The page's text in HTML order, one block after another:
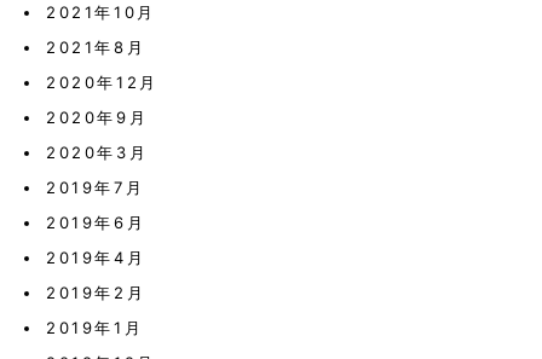
2021年10月
2021年8月
2020年12月
2020年9月
2020年3月
2019年7月
2019年6月
2019年4月
2019年2月
2019年1月